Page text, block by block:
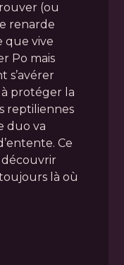
(ou
renarde
que vive
Po mais
s’avérer
à protéger la
reptiliennes
duo va
Ce
découvrir
là où